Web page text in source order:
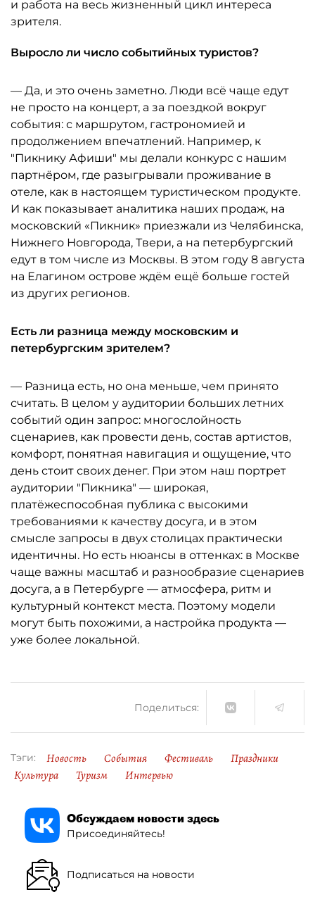
и работа на весь жизненный цикл интереса
зрителя.
Выросло ли число событийных туристов?
— Да, и это очень заметно. Люди всё чаще едут
не просто на концерт, а за поездкой вокруг
события: с маршрутом, гастрономией и
продолжением впечатлений. Например, к
"Пикнику Афиши" мы делали конкурс с нашим
партнёром, где разыгрывали проживание в
отеле, как в настоящем туристическом продукте.
И как показывает аналитика наших продаж, на
московский «Пикник» приезжали из Челябинска,
Нижнего Новгорода, Твери, а на петербургский
едут в том числе из Москвы. В этом году 8 августа
на Елагином острове ждём ещё больше гостей
из других регионов.
Есть ли разница между московским и
петербургским зрителем?
— Разница есть, но она меньше, чем принято
считать. В целом у аудитории больших летних
событий один запрос: многослойность
сценариев, как провести день, состав артистов,
комфорт, понятная навигация и ощущение, что
день стоит своих денег. При этом наш портрет
аудитории "Пикника" — широкая,
платёжеспособная публика с высокими
требованиями к качеству досуга, и в этом
смысле запросы в двух столицах практически
идентичны. Но есть нюансы в оттенках: в Москве
чаще важны масштаб и разнообразие сценариев
досуга, а в Петербурге — атмосфера, ритм и
культурный контекст места. Поэтому модели
могут быть похожими, а настройка продукта —
уже более локальной.
Поделиться:
Тэги: Новость События Фестиваль
Праздники
Культура
Туризм Интервью
Обсуждаем новости здесь
Присоединяйтесь!
Подписаться на новости